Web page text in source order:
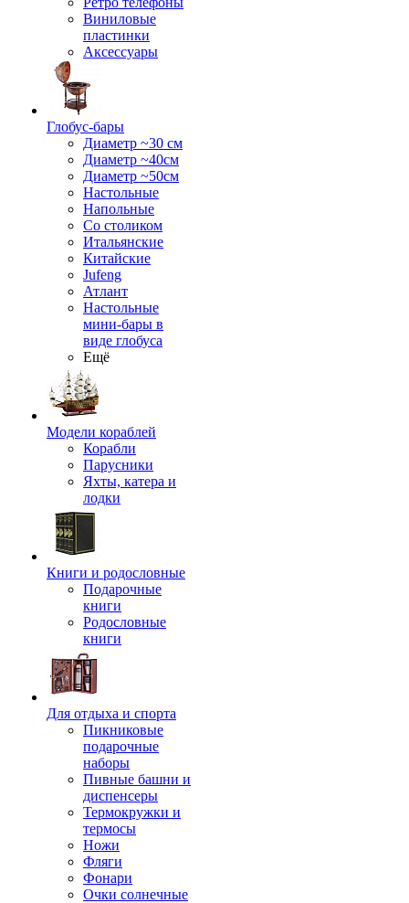
Виниловые
пластинки
Аксессуары
Глобус-бары
Диаметр ~30 см
Диаметр ~40см
Диаметр ~50см
Настольные
Напольные
Со столиком
Итальянские
Китайские
Jufeng
Атлант
Настольные
мини-бары в
виде глобуса
Ещё
Модели кораблей
Корабли
Парусники
Яхты, катера и
лодки
Книги и родословные
Подарочные
книги
Родословные
книги
Для отдыха и спорта
Пикниковые
подарочные
наборы
Пивные башни и
диспенсеры
Термокружки и
термосы
Ножи
Фляги
Фонари
Очки солнечные